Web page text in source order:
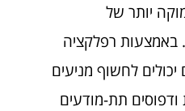
יותר של
באמצעות רפלקציה
לחשוף מניעים
ודפוסים תת-מודעים